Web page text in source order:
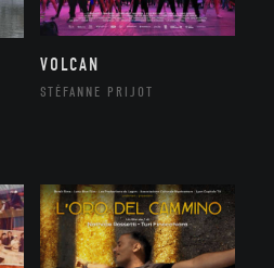
VOLCAN
STÉFANNE PRIJOT